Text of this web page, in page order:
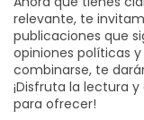
relevante, te
publicaciones que
opiniones políticas
combinarse, te
¡Disfruta la lectura
para ofrecer!